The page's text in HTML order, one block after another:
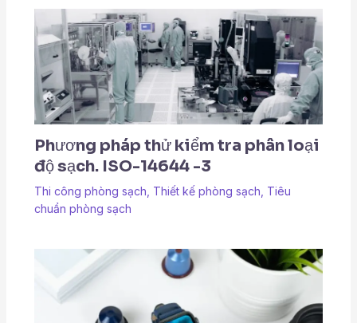
Phương pháp thử kiểm tra phân loại
độ sạch. ISO-14644 -3
Thi công phòng sạch Thiết kế phòng sạch Tiêu
chuẩn phòng sạch